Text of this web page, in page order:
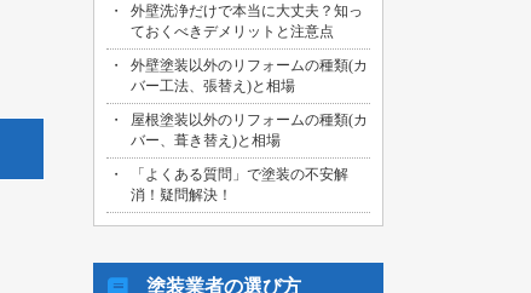
その他塗装工事の御見積依頼を頂きまし
た！
2026/07/30
名古屋市名東区のお客様より、屋上バル
コニー防水工事の御見積依頼を頂きまし
た！
2026/07/29
名古屋市千種区のお客様より、エントラ
ンス雨漏り修繕工事の御見積依頼を頂き
外壁洗浄だけで本当に大丈夫？知っ
ておくべきデメリットと注意点
外壁塗装以外のリフォームの種類(カ
バー工法、張替え)と相場
屋根塗装以外のリフォームの種類(カ
バー、葺き替え)と相場
「よくある質問」で塗装の不安解
消！疑問解決！
塗装業者の選び方